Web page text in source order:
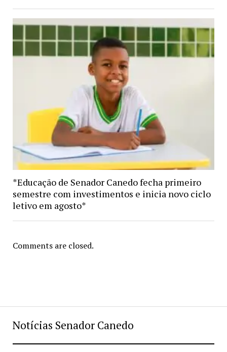
Notícias Senador Canedo
*Educação de Senador Canedo fecha primeiro
semestre com investimentos e inicia novo ciclo
letivo em agosto*
Comments are closed.